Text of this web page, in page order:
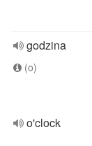
godzina
(o)
o'clock